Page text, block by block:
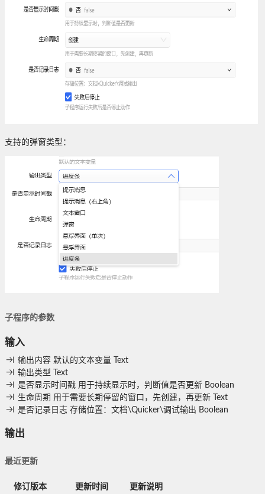
支持的弹窗类型：
子程序的参数
输入
输出内容 默认的文本变量
Text
输出类型
Text
是否显示时间戳 用于持续显示时，判断值是否更新 Boolean
生命周期 用于需要长期停留的窗口，先创建，再更新
Text
是否记录日志 存储位置：文档\Quicker\调试输出 Boolean
输出
最近更新
修订版本 更新时间
更新说明